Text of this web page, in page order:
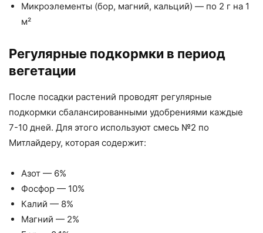
Микроэлементы (бор, магний, кальций) — по 2 г на 1
м²
Регулярные подкормки в период
вегетации
После посадки растений проводят регулярные
подкормки сбалансированными удобрениями каждые
7-10 дней. Для этого используют смесь №2 по
Митлайдеру, которая содержит:
Азот — 6%
Фосфор — 10%
Калий — 8%
Магний — 2%